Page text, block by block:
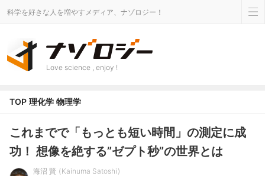
科学を好きな人を増やすメディア、ナゾロジー！
Love science , enjoy !
TOP 理化学 物理学
これまでで「もっとも短い時間」の測定に成
功！ 想像を絶する”ゼプト秒”の世界とは
海沼 賢
Kainuma Satoshi